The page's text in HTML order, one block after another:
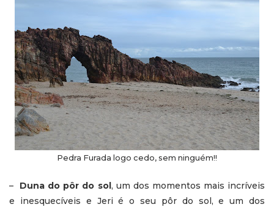
Pedra Furada logo cedo, sem ninguém!!
– Duna do pôr do sol, um dos momentos mais incríveis
e inesquecíveis e Jeri é o seu pôr do sol, e um dos